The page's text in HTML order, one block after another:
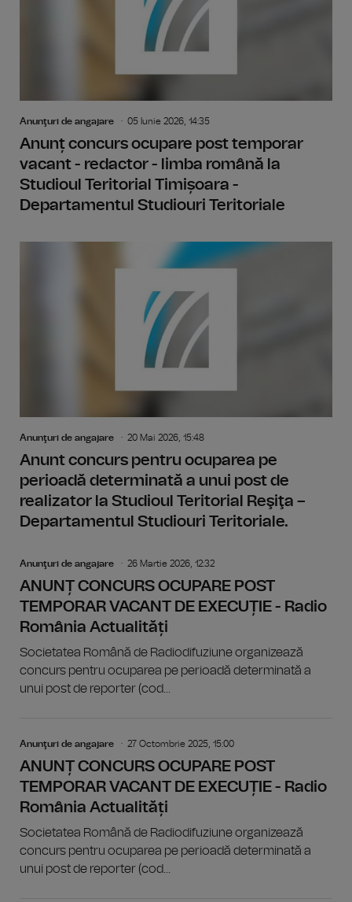
Anunţuri de angajare 05 Iunie 2026, 14:35
Anunț concurs ocupare post temporar
vacant - redactor - limba română la
Studioul Teritorial Timișoara -
Departamentul Studiouri Teritoriale
Anunţuri de angajare 20 Mai 2026, 15:48
Anunt concurs pentru ocuparea pe
perioadă determinată a unui post de
realizator la Studioul Teritorial Reşiţa –
Departamentul Studiouri Teritoriale.
Anunţuri de angajare 26 Martie 2026, 12:32
ANUNȚ CONCURS OCUPARE POST
TEMPORAR VACANT DE EXECUȚIE - Radio
România Actualități
Societatea Română de Radiodifuziune organizează
concurs pentru ocuparea pe perioadă determinată a
unui post de reporter (cod...
Anunţuri de angajare 27 Octombrie 2025, 15:00
ANUNȚ CONCURS OCUPARE POST
TEMPORAR VACANT DE EXECUȚIE - Radio
România Actualități
Societatea Română de Radiodifuziune organizează
concurs pentru ocuparea pe perioadă determinată a
unui post de reporter (cod...